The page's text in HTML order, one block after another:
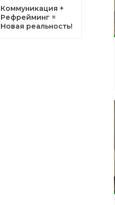
Коммуникация +
Рефрейминг =
Новая реальность!